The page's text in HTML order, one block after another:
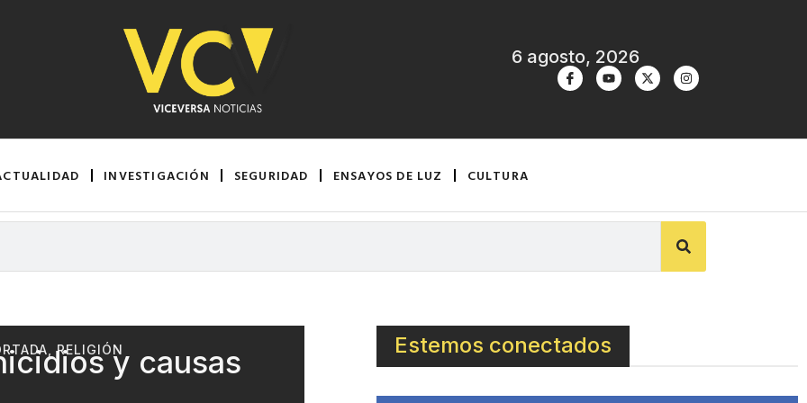
6 agosto, 2026
INVESTIGACIÓN SEGURIDAD ENSAYOS DE LUZ CULTURA
,RELIGIÓNy causas
Estemos conectados